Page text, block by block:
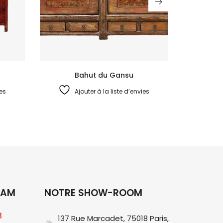
Bahut du Gansu
Ajouter à la liste d’envies
NOTRE SHOW-ROOM
137 Rue Marcadet, 75018 Paris,